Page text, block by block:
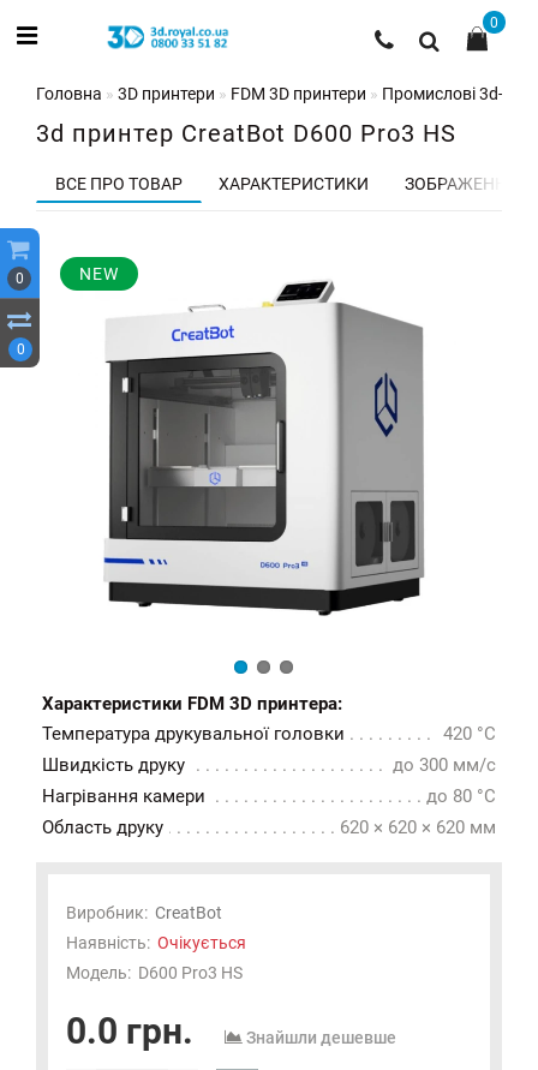
0
0
0
Головна 3D принтери FDM 3D принтери Промислові 3d-
3d принтер CreatBot D600 Pro3 HS
ВСЕ ПРО ТОВАР ХАРАКТЕРИСТИКИ ЗОБРАЖЕННЯ
NEW
Характеристики FDM 3D принтера:
Температура друкувальної головки
420 °C
Швидкість друку
до 300 мм/с
Нагрівання камери
до 80 °C
Область друку
620 × 620 × 620 мм
Виробник: CreatBot
Наявність: Очікується
Модель: D600 Pro3 HS
0.0 грн. Знайшли дешевше